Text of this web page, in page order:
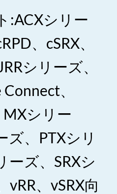
:ACXシリー
、cSRX、
シリーズ、
、
MXシリー
ズ、PTXシリ
ーズ、SRXシ
vRR、vSRX向